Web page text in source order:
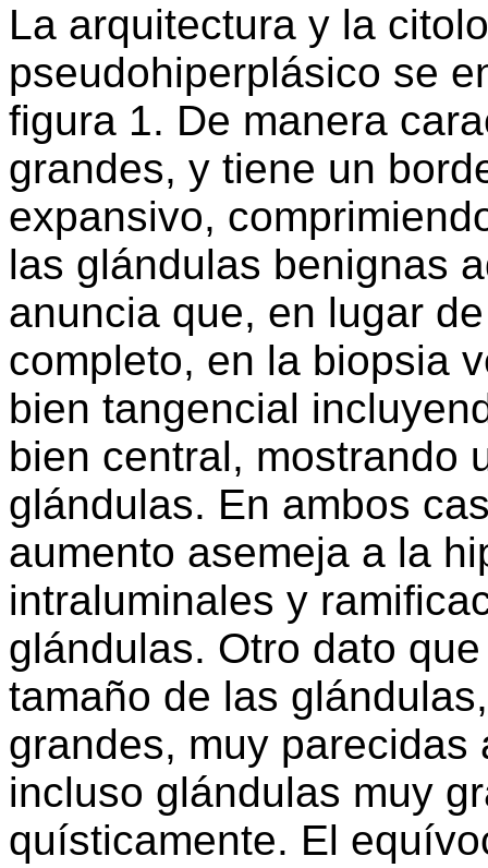
La arquitectura y la
pseudohiperplásico se
figura 1. De manera
grandes, y tiene un
expansivo,
las glándulas benignas
anuncia que, en lugar
completo, en la biopsia
bien tangencial
bien central, mostrando
glándulas. En ambos
aumento asemeja a la
intraluminales y
glándulas. Otro dato
tamaño de las
grandes, muy
incluso glándulas muy
quísticamente. El